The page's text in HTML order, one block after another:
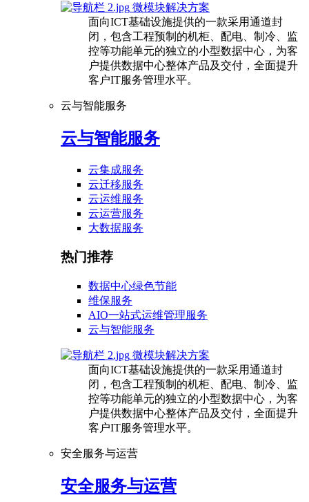
微模块解决方案
面向ICT基础设施提供的一款采用通道封
闭，包含工程预制的机柜、配电、制冷、监
控等功能单元的独立的小型数据中心，为客
户提供数据中心整体产品及交付，全面提升
客户IT服务管理水平。
云与智能服务
云与智能服务
云集成服务
云迁移服务
云运维服务
云运营服务
大数据服务
热门推荐
数据中心绿色节能
维保服务
AIO一站式运维管理服务
云与智能服务
微模块解决方案
面向ICT基础设施提供的一款采用通道封
闭，包含工程预制的机柜、配电、制冷、监
控等功能单元的独立的小型数据中心，为客
户提供数据中心整体产品及交付，全面提升
客户IT服务管理水平。
安全服务与运营
安全服务与运营